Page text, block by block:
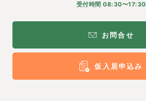
受付時間 08:30〜17:30
お問合せ
仮入居申込み